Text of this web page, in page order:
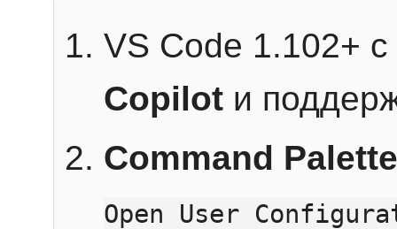
VS Code 1.102+
Copilot и
Command Palette
Open User